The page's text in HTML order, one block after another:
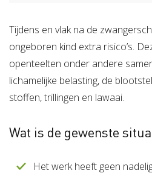
Tijdens en vlak na de
ongeboren kind extra risico’s.
openteelten onder andere
lichamelijke belasting, de
stoffen, trillingen en lawaai.
Wat is de gewenste
Het werk heeft geen